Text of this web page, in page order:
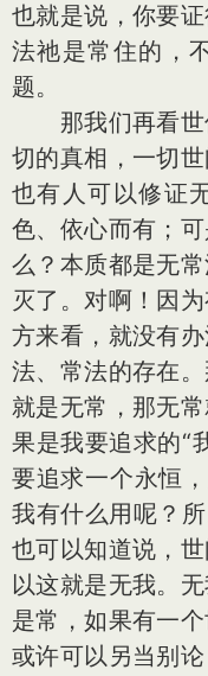
也就是说，你要
法祂是常住的，
题。
那我们再看世
切的真相，一切
也有人可以修证
色、依心而有；
么？本质都是无
灭了。对啊！因
方来看，就没有
法、常法的存在
就是无常，那无
果是我要追求的“
要追求一个永恒
我有什么用呢？
也可以知道说，
以这就是无我。
是常，如果有一
或许可以另当别